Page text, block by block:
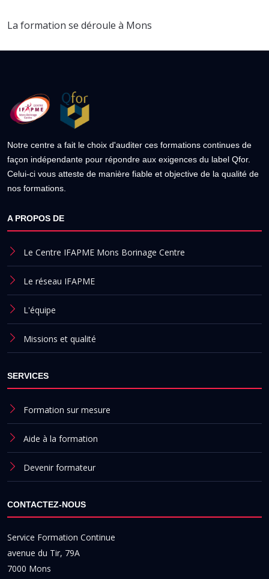
La formation se déroule à Mons
Notre centre a fait le choix d'auditer ces formations continues de
façon indépendante pour répondre aux exigences du label Qfor.
Celui-ci vous atteste de manière fiable et objective de la qualité de
nos formations.
A PROPOS DE
Le Centre IFAPME Mons Borinage Centre
Le réseau IFAPME
L'équipe
Missions et qualité
SERVICES
Formation sur mesure
Aide à la formation
Devenir formateur
CONTACTEZ-NOUS
Service Formation Continue
avenue du Tir, 79A
7000 Mons